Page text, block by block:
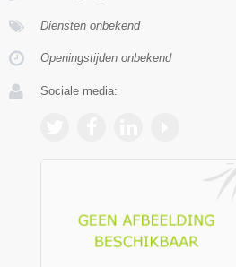
Diensten onbekend
Openingstijden onbekend
Sociale media: